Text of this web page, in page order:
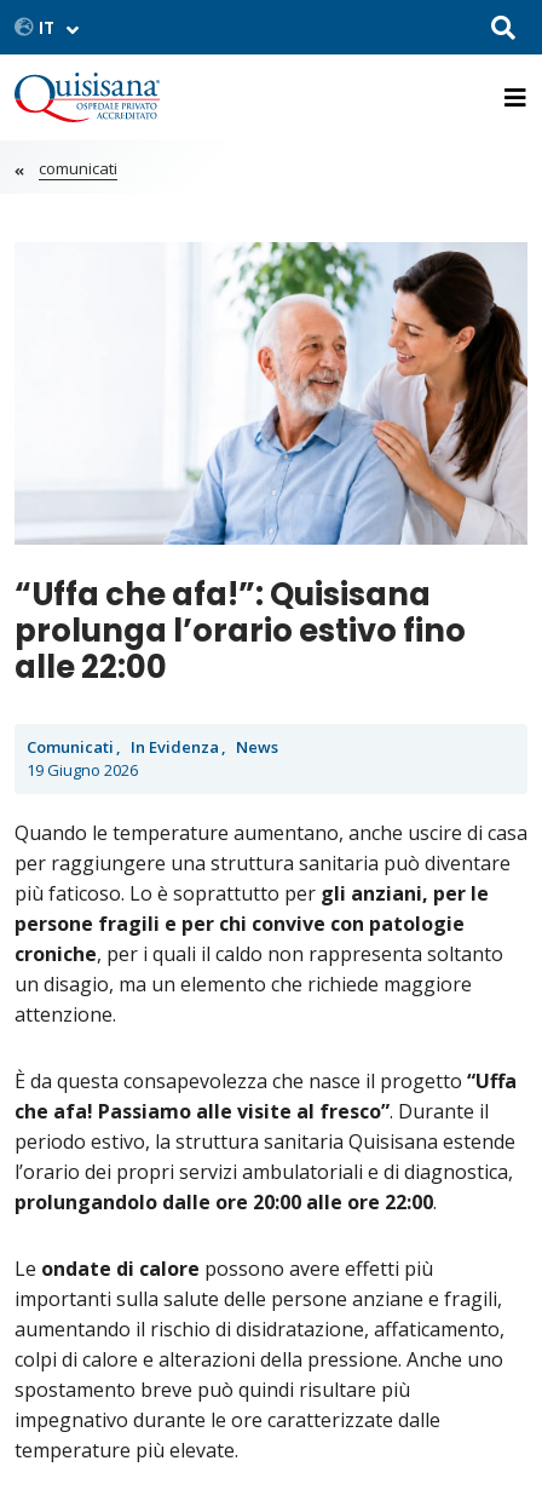
comunicati
“Uffa che afa!”: Quisisana
prolunga l’orario estivo fino
alle 22:00
Comunicati In Evidenza
News
19 Giugno 2026
Quando le temperature aumentano, anche uscire di casa
per raggiungere una struttura sanitaria può diventare
più faticoso. Lo è soprattutto per gli anziani, per le
persone fragili e per chi convive con patologie
croniche, per i quali il caldo non rappresenta soltanto
un disagio, ma un elemento che richiede maggiore
attenzione.
È da questa consapevolezza che nasce il progetto “Uffa
che afa! Passiamo alle visite al fresco”. Durante il
periodo estivo, la struttura sanitaria Quisisana estende
l’orario dei propri servizi ambulatoriali e di diagnostica,
prolungandolo dalle ore 20:00 alle ore 22:00.
Le ondate di calore possono avere effetti più
importanti sulla salute delle persone anziane e fragili,
aumentando il rischio di disidratazione, affaticamento,
colpi di calore e alterazioni della pressione. Anche uno
spostamento breve può quindi risultare più
impegnativo durante le ore caratterizzate dalle
temperature più elevate.